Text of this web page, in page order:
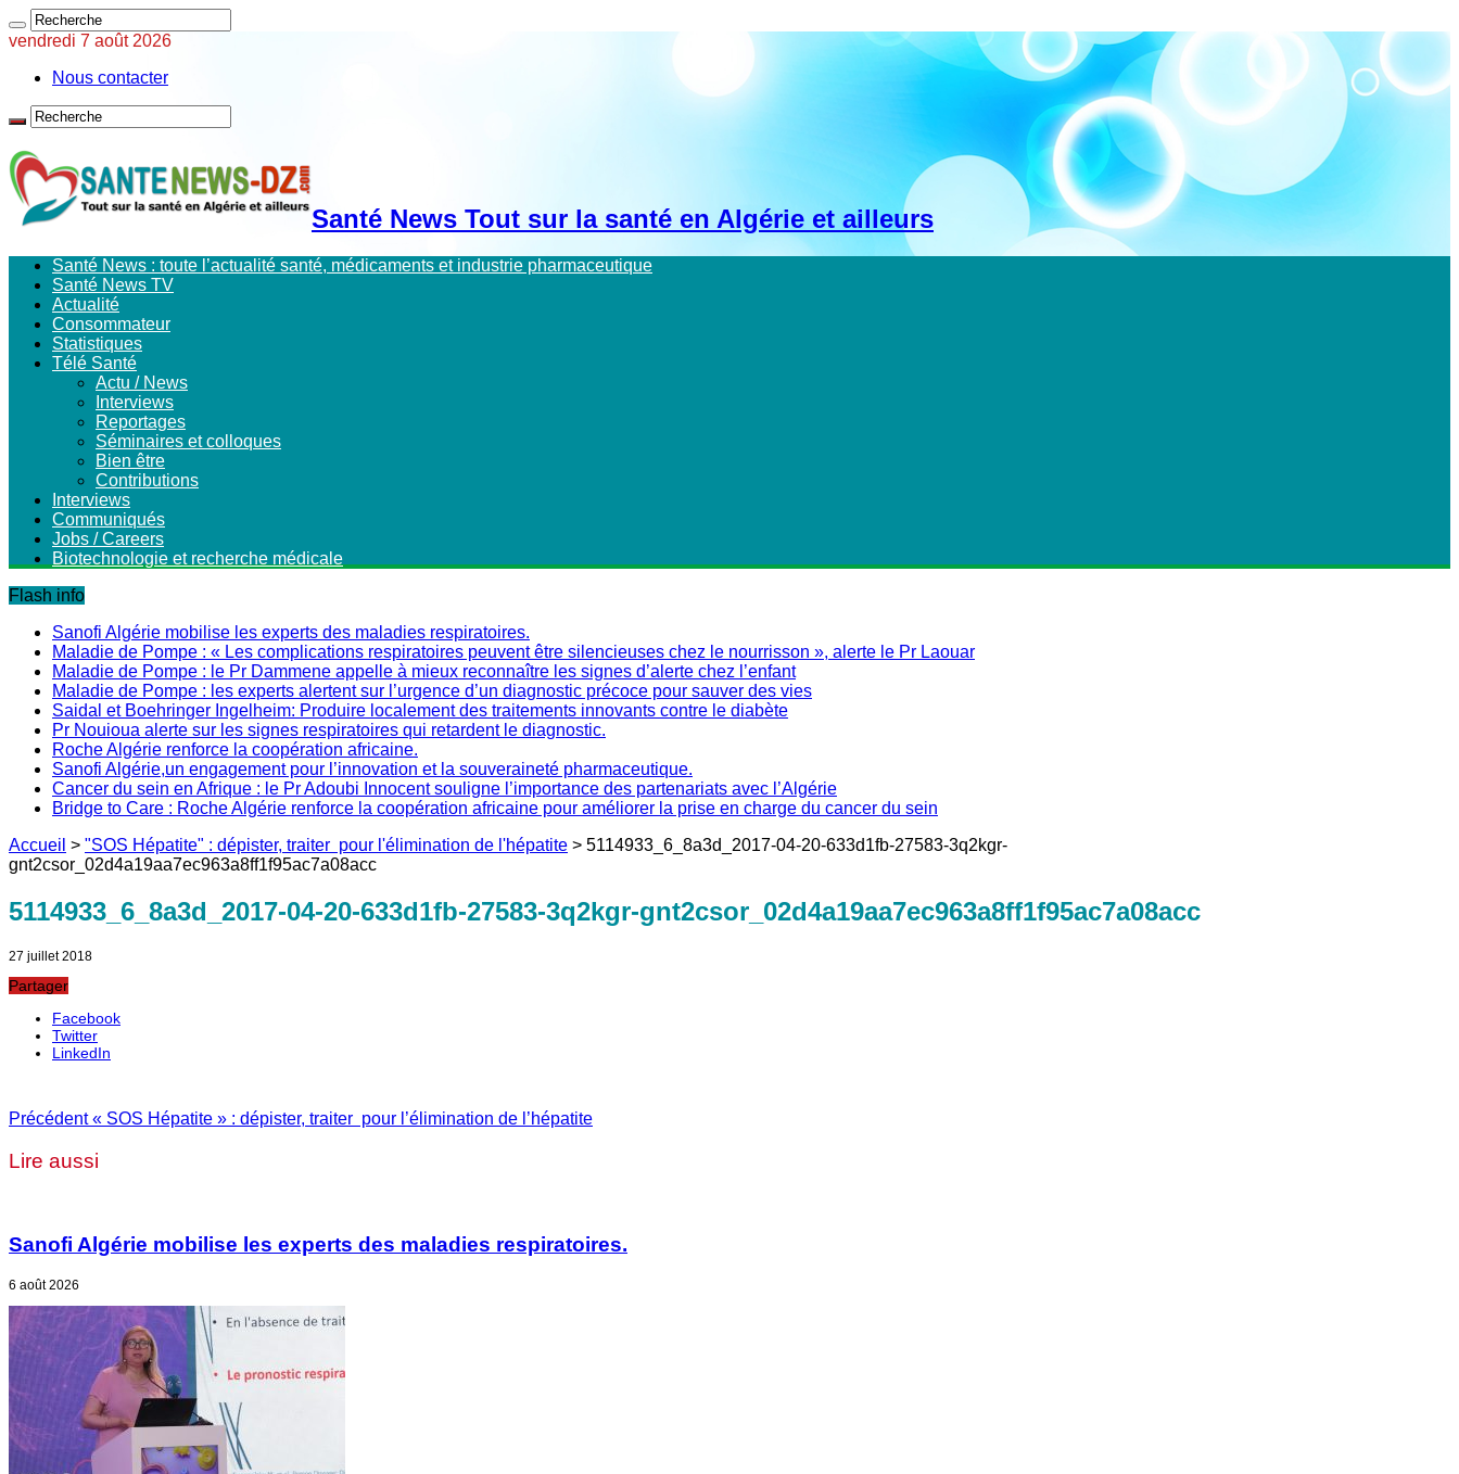
vendredi 7 août 2026
Nous contacter
Santé News Tout sur la santé en Algérie et ailleurs
Santé News : toute l’actualité santé, médicaments et industrie pharmaceutique
Santé News TV
Actualité
Consommateur
Statistiques
Télé Santé
Actu / News
Interviews
Reportages
Séminaires et colloques
Bien être
Contributions
Interviews
Communiqués
Jobs / Careers
Biotechnologie et recherche médicale
Flash info
Sanofi Algérie mobilise les experts des maladies respiratoires.
Maladie de Pompe : « Les complications respiratoires peuvent être silencieuses chez le nourrisson », alerte le Pr Laouar
Maladie de Pompe : le Pr Dammene appelle à mieux reconnaître les signes d’alerte chez l’enfant
Maladie de Pompe : les experts alertent sur l’urgence d’un diagnostic précoce pour sauver des vies
Saidal et Boehringer Ingelheim: Produire localement des traitements innovants contre le diabète
Pr Nouioua alerte sur les signes respiratoires qui retardent le diagnostic.
Roche Algérie renforce la coopération africaine.
Sanofi Algérie,un engagement pour l’innovation et la souveraineté pharmaceutique.
Cancer du sein en Afrique : le Pr Adoubi Innocent souligne l’importance des partenariats avec l’Algérie
Bridge to Care : Roche Algérie renforce la coopération africaine pour améliorer la prise en charge du cancer du sein
Accueil > "SOS Hépatite" : dépister, traiter pour l'élimination de l'hépatite > 5114933_6_8a3d_2017-04-20-633d1fb-27583-3q2kgr-
gnt2csor_02d4a19aa7ec963a8ff1f95ac7a08acc
5114933_6_8a3d_2017-04-20-633d1fb-27583-3q2kgr-gnt2csor_02d4a19aa7ec963a8ff1f95ac7a08acc
27 juillet 2018
Partager
Facebook
Twitter
LinkedIn
Précédent« SOS Hépatite » : dépister, traiter pour l’élimination de l’hépatite
Lire aussi
Sanofi Algérie mobilise les experts des maladies respiratoires.
6 août 2026